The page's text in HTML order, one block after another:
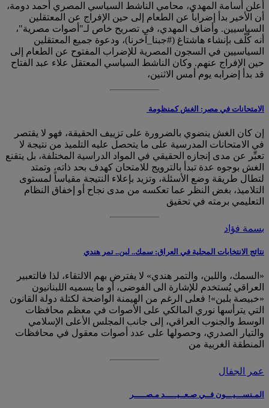
أعلن أسامة المهدي، محامي الناشط السياسي المصري أحمد دومة،
أن الأخير بدأ إضراباً عن الطعام إلى حين الإفراج عن المعتقلين
السياسيين. وأضاف المهدي، في تصريح خاص لـ"أصوات مصرية"،
أنه كُلّف بإنشاء هاشتاغ (#جبنا_آخرنا)، ودعوة جميع المعتقلين
السياسيين في السجون المصرية للإضراب المفتوح عن الطعام إلى
حين الإفراج عنهم. وكان الناشط السياسي المعتقل علاء عبد الفتاح
قد بدأ إضرابه يوم أمس الاثنين،
الامتحانات في مصر: الغش كمنظومة
إن كان الغش ينضوي بالضرورة على تزييف الحقيقة، فهو لا يقتصر
في الامتحانات المدرسية على ما يتحصل عليه التلميذ من نتيجة لا
تعبِّر عن مدى إنجازه الحقيقي في المواد الدراسية المختلفة، بل يتقنع
الغش بوجوه عدة تبدأ بالترويج للامتحان كهدف بحد ذاته، وتمتد
لتطال طريقة وضع الأسئلة، وتزيد بإعلاء النتيجة مقياساً لمستوى
التلاميذ، بغض النظر عما تعكسه من مدى نجاح أو إخفاق النظام
التعليمي برمته في تحقيق
بسمة فؤاد
نتائج الانتخابات المحلية في العراق: سمك.. لبن.. تمر هندي
«السمك، واللبن، والتمر هندي» لا يفترض بهم الالتقاء، لذا فالتعبير
العراقي يُستخدم للإشارة الى الفوضى، أو ما يسميه اللبنانيون
«خبيصة بلبن»! فعلى الرغم من الهيمنة الواضحة لكتلة دولة القانون
التي يترأسها نوري المالكي على الأصوات في معظم محافظات
الوسط والجنوب العراقي، إلى جانب المجلس الأعلى الإسلامي
والتيار الصدري، وحصولها على عدد أصوات معقول في محافظات
المنطقة الغربية من
عمر الجفال
المـنســـيـــون فــي صـعــيـــــد مـصـــــر